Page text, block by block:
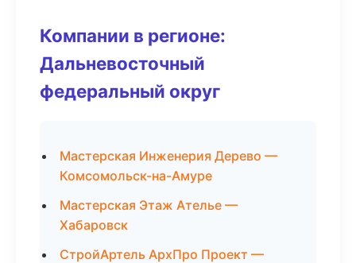
Компании в регионе:
Дальневосточный
федеральный округ
Мастерская Инженерия Дерево —
Комсомольск-на-Амуре
Мастерская Этаж Ателье —
Хабаровск
СтройАртель АрхПро Проект —